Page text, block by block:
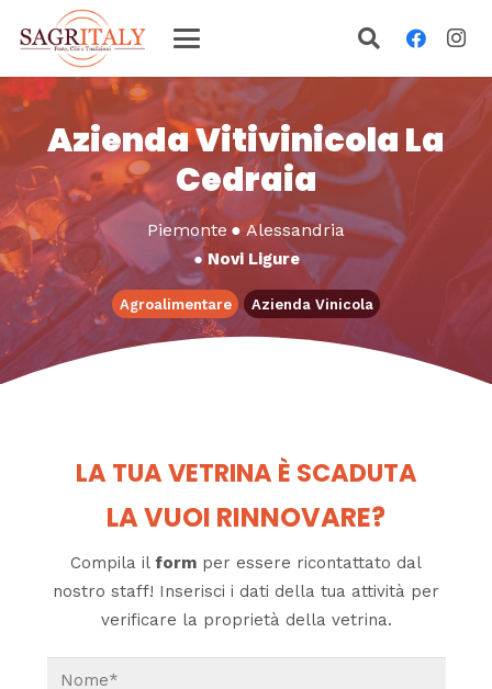
Azienda Vitivinicola La
Cedraia
Piemonte ●Alessandria
● Novi Ligure
Agroalimentare Azienda Vinicola
LA TUA VETRINA È SCADUTA
LA VUOI RINNOVARE?
Compila il form per essere ricontattato dal
nostro staff! Inserisci i dati della tua attività per
verificare la proprietà della vetrina.